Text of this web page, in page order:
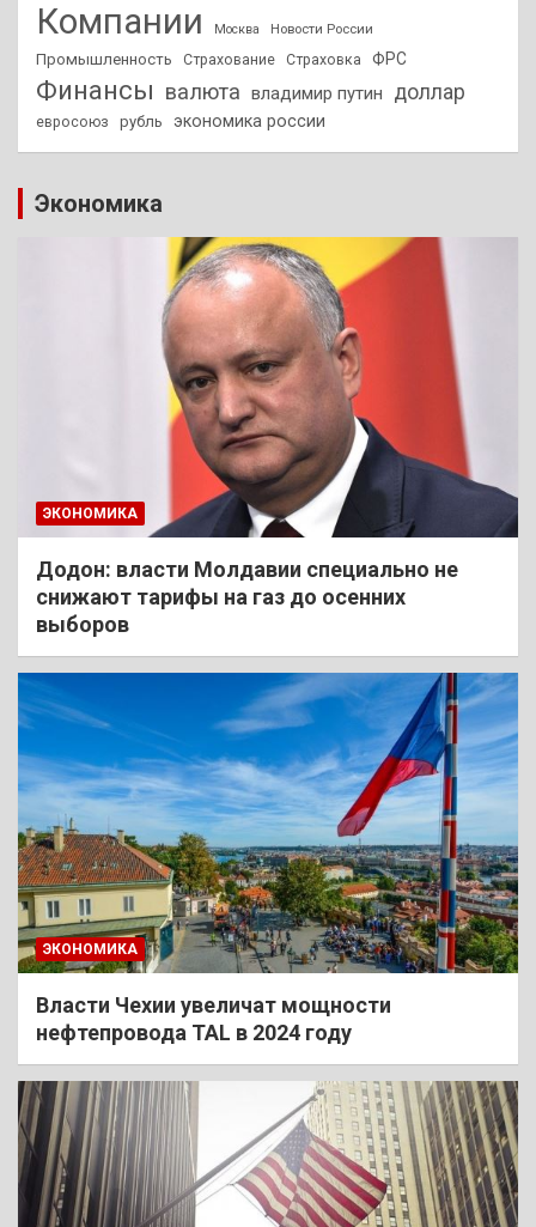
Компании Москва Новости России
Промышленность Страхование Страховка ФРС
Финансы валюта владимир путин доллар
евросоюз рубль экономика россии
Экономика
ЭКОНОМИКА
Додон: власти Молдавии специально не
снижают тарифы на газ до осенних
выборов
ЭКОНОМИКА
Власти Чехии увеличат мощности
нефтепровода TAL в 2024 году